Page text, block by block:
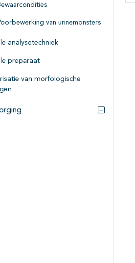
van urinemonsters
analysetechniek
preparaat
van morfologische